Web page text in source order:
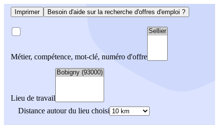
Imprimer Besoin d'aide sur la recherche d'offres d'emploi ?
Métier, compétence, mot-clé, numéro d'offre
Lieu de travail
Distance autour du lieu choisi